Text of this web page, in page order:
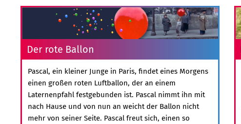
Der rote Ballon
Pascal, ein kleiner Junge in Paris, findet eines Morgens
einen großen roten Luftballon, der an einem
Laternenpfahl festgebunden ist. Pascal nimmt ihn mit
nach Hause und von nun an weicht der Ballon nicht
mehr von seiner Seite. Pascal freut sich, einen so